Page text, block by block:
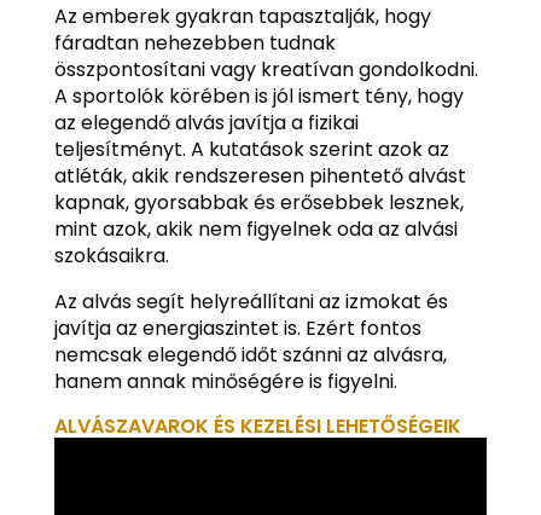
Az emberek gyakran tapasztalják, hogy
fáradtan nehezebben tudnak
összpontosítani vagy kreatívan gondolkodni.
A sportolók körében is jól ismert tény, hogy
az elegendő alvás javítja a fizikai
teljesítményt. A kutatások szerint azok az
atléták, akik rendszeresen pihentető alvást
kapnak, gyorsabbak és erősebbek lesznek,
mint azok, akik nem figyelnek oda az alvási
szokásaikra.
Az alvás segít helyreállítani az izmokat és
javítja az energiaszintet is. Ezért fontos
nemcsak elegendő időt szánni az alvásra,
hanem annak minőségére is figyelni.
ALVÁSZAVAROK ÉS KEZELÉSI LEHETŐSÉGEIK